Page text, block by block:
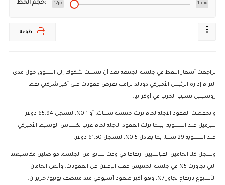
حجم الخط: 12px 15px
طباعة
تراجعت أسعار النفط في جلسة الجمعة بعد أن تسللت شكوك إلى السوق حول مدى
التزام إدارة الرئيس الأميركي دونالد ترامب بفرض عقوبات على أكبر شركتي نفط
روسيتين بسبب الحرب في أوكرانيا.
وانخفضت العقود الآجلة لخام برنت خمسة سنتات، أو 0.1%، لتسجل 65.94 دولار
للبرميل عند التسوية، بينما نزلت العقود الآجلة لخام غرب تكساس الوسيط الأميركي
عند التسوية 29 سنتا، بما يعادل 0.5%، لتسجل 61.50 دولار.
وسجل كلا الخامين القياسيين ارتفاعا في وقت سابق من الجلسة، مواصلين مكاسبهما
التي تجاوزت 5% في جلسة الخميس عقب الإعلان عن العقوبات. وأنهى الخامان
الأسبوع بارتفاع تجاوز 7%، وهو أكبر صعود أسبوعي منذ منتصف يونيو/ حزيران.